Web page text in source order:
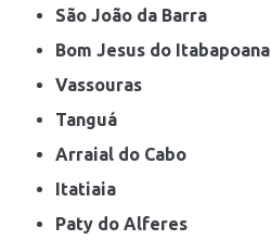
São João da Barra
Bom Jesus do Itabapoana
Vassouras
Tanguá
Arraial do Cabo
Itatiaia
Paty do Alferes